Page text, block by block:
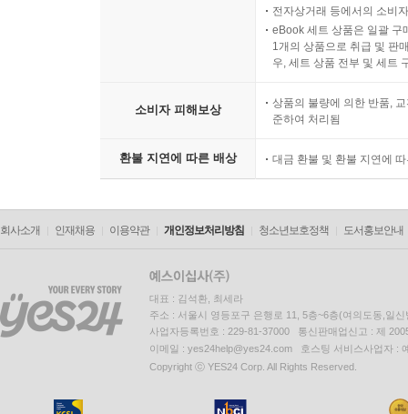
전자상거래 등에서의 소비
eBook 세트 상품은 일괄 구
1개의 상품으로 취급 및 판
우, 세트 상품 전부 및 세트
소비자 피해보상
상품의 불량에 의한 반품,
준하여 처리됨
환불 지연에 따른 배상 대금 환불 및 환불 지연에
회사소개 인재채용 이용약관 개인정보처리방침 청소년보호정책 도서홍보안내
대표 : 김석환, 최세라
주소 : 서울시 영등포구 은행로 11, 5층~6층(여의도동,일신
사업자등록번호 : 229-81-37000 통신판매업신고 : 제
이메일 : yes24help@yes24.com 호스팅 서비스사업자 :
Copyright ⓒ YES24 Corp. All Rights Reserved.